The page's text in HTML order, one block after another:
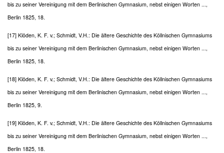
bis zu seiner Vereinigung mit dem Berlinischen Gymnasium, nebst einigen Worten ...,
Berlin 1825, 18.
[17] Klöden, K. F. v.; Schmidt, V.H.: Die ältere Geschichte des Köllnischen Gymnasiums
bis zu seiner Vereinigung mit dem Berlinischen Gymnasium, nebst einigen Worten ...,
Berlin 1825, 18.
[18] Klöden, K. F. v.; Schmidt, V.H.: Die ältere Geschichte des Köllnischen Gymnasiums
bis zu seiner Vereinigung mit dem Berlinischen Gymnasium, nebst einigen Worten ...,
Berlin 1825, 9.
[19] Klöden, K. F. v.; Schmidt, V.H.: Die ältere Geschichte des Köllnischen Gymnasiums
bis zu seiner Vereinigung mit dem Berlinischen Gymnasium, nebst einigen Worten ...,
Berlin 1825, 18.